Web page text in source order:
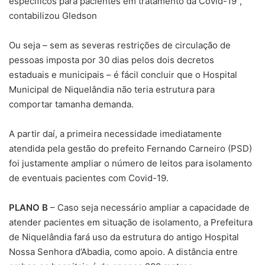
contabilizou Gledson
Ou seja – sem as severas restrições de circulação de
pessoas imposta por 30 dias pelos dois decretos
estaduais e municipais – é fácil concluir que o Hospital
Municipal de Niquelândia não teria estrutura para
comportar tamanha demanda.
A partir daí, a primeira necessidade imediatamente
atendida pela gestão do prefeito Fernando Carneiro (PSD)
foi justamente ampliar o número de leitos para isolamento
de eventuais pacientes com Covid-19.
PLANO B – Caso seja necessário ampliar a capacidade de
atender pacientes em situação de isolamento, a Prefeitura
de Niquelândia fará uso da estrutura do antigo Hospital
Nossa Senhora d’Abadia, como apoio. A distância entre